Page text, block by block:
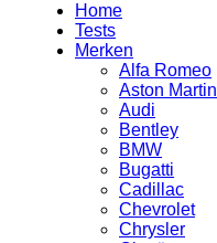
Home
Tests
Merken
Alfa Romeo
Aston Martin
Audi
Bentley
BMW
Bugatti
Cadillac
Chevrolet
Chrysler